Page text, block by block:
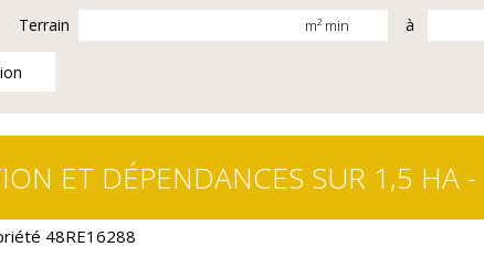
Terrain m² min à
ET DÉPENDANCES SUR 1,5 HA -
48RE16288